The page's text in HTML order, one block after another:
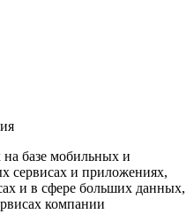
на базе мобильных и
сервисах и приложениях,
и в сфере больших данных,
компании